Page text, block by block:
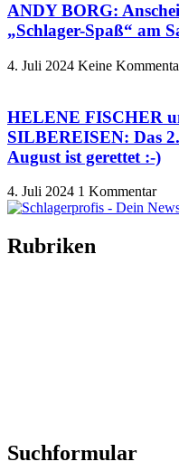
ANDY BORG:
„Schlager-Spaß“ am
4. Juli 2024 Keine
HELENE FISCHER
SILBEREISEN: Das
August ist gerettet :-)
4. Juli 2024 1 Kommentar
Rubriken
Suchformular